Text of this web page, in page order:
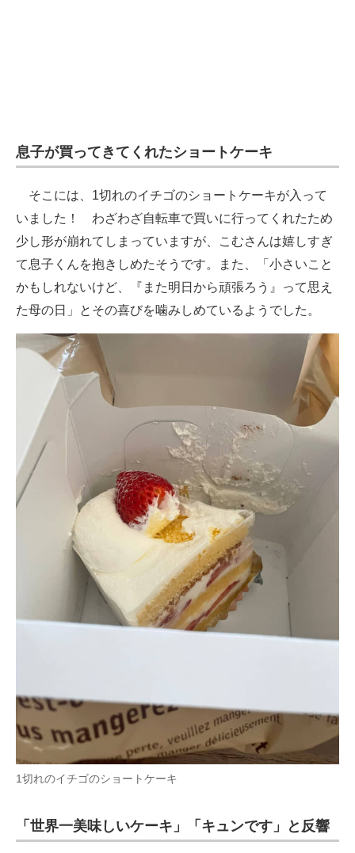
息子が買ってきてくれたショートケーキ
そこには、1切れのイチゴのショートケーキが入って
いました！ わざわざ自転車で買いに行ってくれたため
少し形が崩れてしまっていますが、こむさんは嬉しすぎ
て息子くんを抱きしめたそうです。また、「小さいこと
かもしれないけど、『また明日から頑張ろう』って思え
た母の日」とその喜びを噛みしめているようでした。
1切れのイチゴのショートケーキ
「世界一美味しいケーキ」「キュンです」と反響